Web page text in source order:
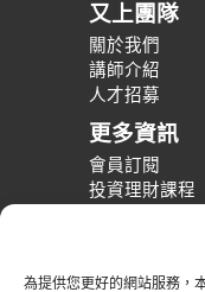
為提供您更好的網站服務，
又上團隊
關於我們
講師介紹
人才招募
更多資訊
會員訂閱
投資理財課程